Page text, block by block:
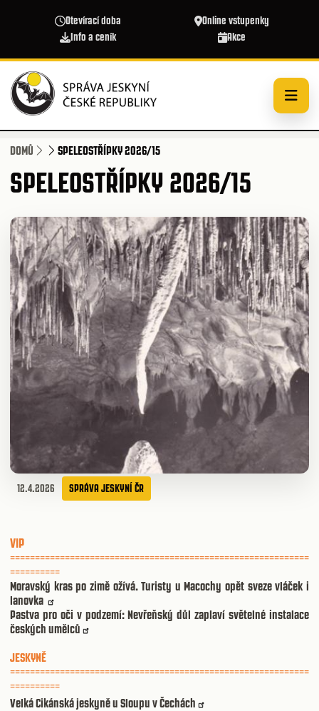
Otevírací doba
Online vstupenky
Info a ceník
Akce
DOMŮ SPELEOSTŘÍPKY 2026/15
SPELEOSTŘÍPKY 2026/15
12.4.2026 SPRÁVA JESKYNÍ ČR
VIP
============================================================
==========
Moravský kras po zimě ožívá. Turisty u Macochy opět sveze vláček i
lanovka
Pastva pro oči v podzemí: Nevřeňský důl zaplaví světelné instalace
českých umělců
JESKYNĚ
============================================================
==========
Velká Cikánská jeskyně u Sloupu v Čechách